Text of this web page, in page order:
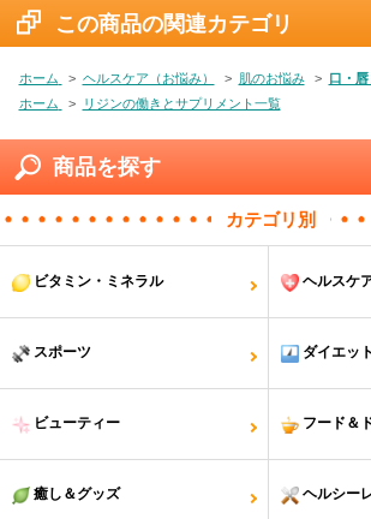
この商品の関連カテゴリ
ホーム > ヘルスケア（お悩み） > 肌のお悩み >
口・
ホーム
> リジンの働きとサプリメント一覧
商品を探す
カテゴリ別
ビタミン・ミネラル ヘルスケ
スポーツ ダイエット
ビューティー フード＆
癒し＆グッズ ヘルシー